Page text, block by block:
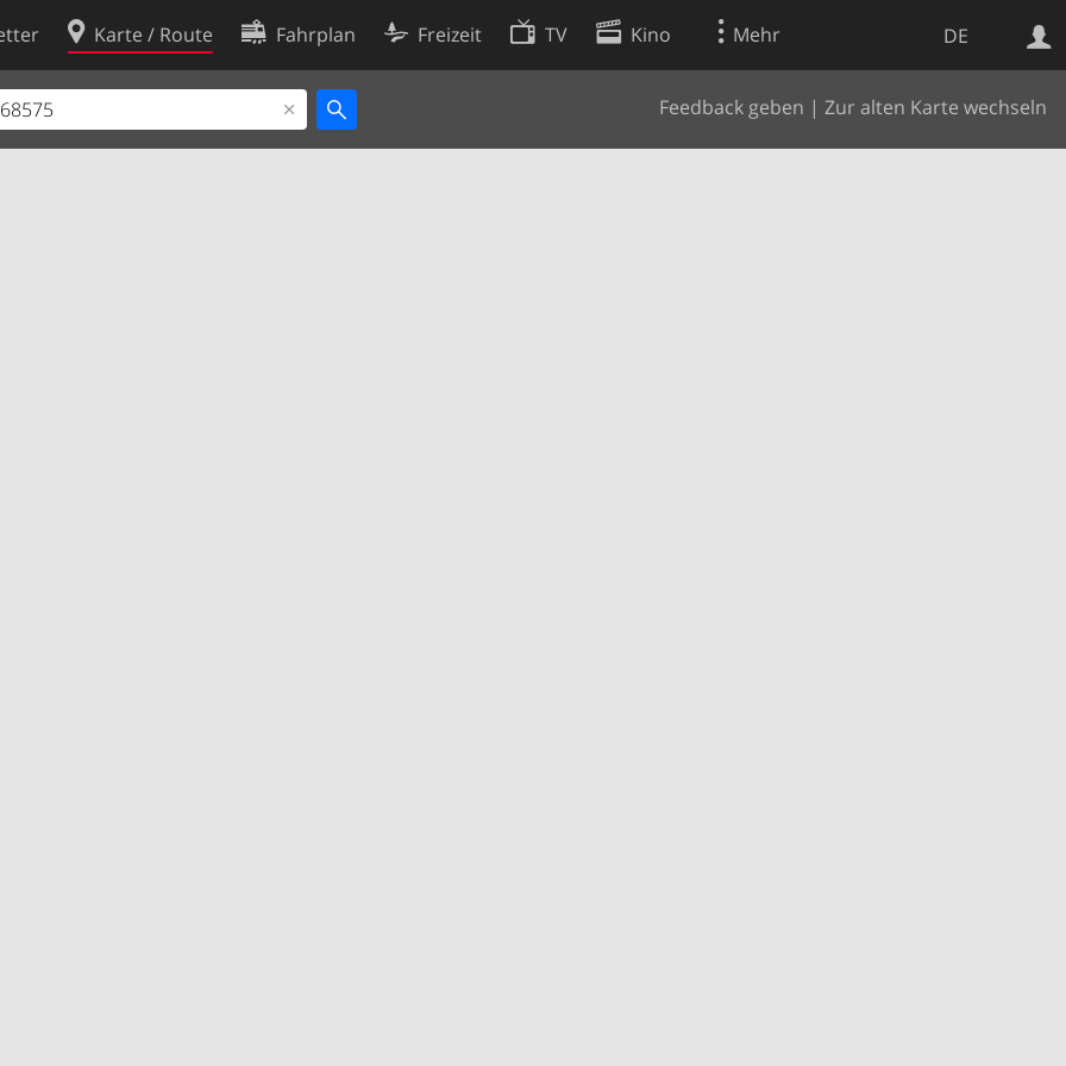
DE
Karte / Route Fahrplan Freizeit TV Kino Mehr
Feedback geben | Zur alten Karte wechseln
Websuche
Cookie-Richtlinie
Cookie-Einstellungen